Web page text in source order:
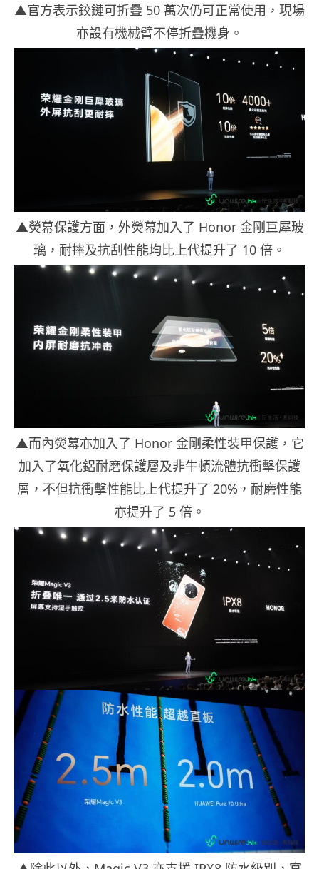
▲官方表示鉸鏈可折疊 50 萬次仍可正常使用，現場
亦設有機械臂不停折疊機身。
▲熒幕保護方面，外熒幕加入了 Honor 金剛巨犀玻
璃，耐摔及抗刮性能均比上代提升了 10 倍。
▲而內熒幕亦加入了 Honor 金剛柔性裝甲保護，它
加入了氧化鋁耐磨保護層及非牛頓流體抗衝擊保護
層，不但抗衝擊性能比上代提升了 20%，耐磨性能
亦提升了 5 倍。